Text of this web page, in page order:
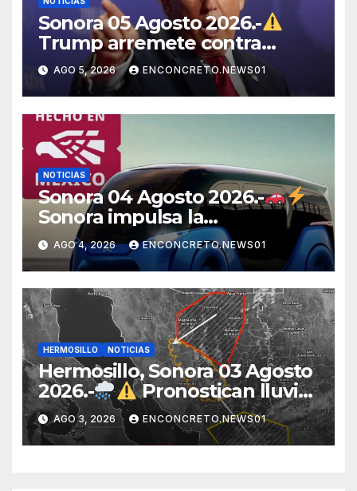
Sonora 05 Agosto 2026.-
Trump arremete contra
México, Canadá y otras
potencias por supuestos
abusos comerciales
AGO 5, 2026 ENCONCRETO.NEWS01
NOTICIAS
Sonora 04 Agosto 2026.-
Sonora impulsa la
electromovilidad con
«Beyond», un vehículo
eléctrico desarrollado junto al
ITH
AGO 4, 2026 ENCONCRETO.NEWS01
HERMOSILLO NOTICIAS
Hermosillo, Sonora 03 Agosto
2026.-
Pronostican lluvias
para Hermosillo esta noche;
norte de Sonora registra
mayor potencial de
AGO 3, 2026 ENCONCRETO.NEWS01